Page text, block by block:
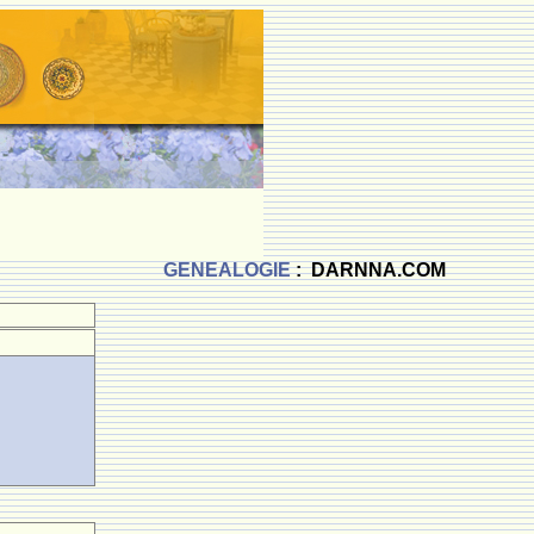
GENEALOGIE: DARNNA.COM